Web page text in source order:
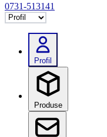
0731-513141
Selectează tab
Profil
Produse